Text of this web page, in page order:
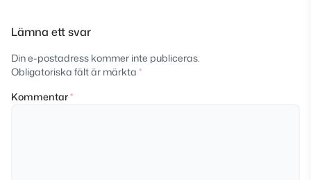
Lämna ett svar
Din e-postadress kommer inte publiceras.
Obligatoriska fält är märkta *
Kommentar*